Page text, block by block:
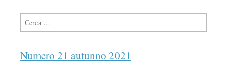
Ricerca per:
Numero 21 autunno 2021